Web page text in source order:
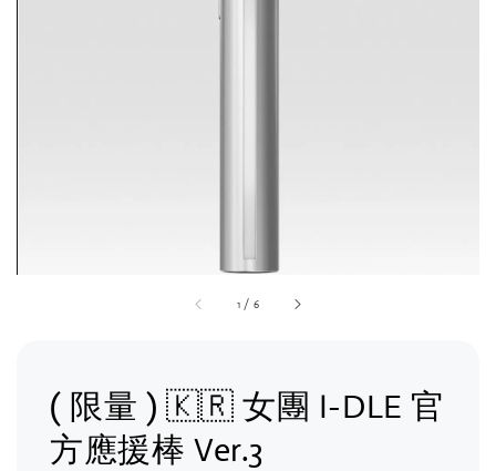
1 / 6
( 限量 ) 🇰🇷 女團 I-DLE 官
方應援棒 Ver.3